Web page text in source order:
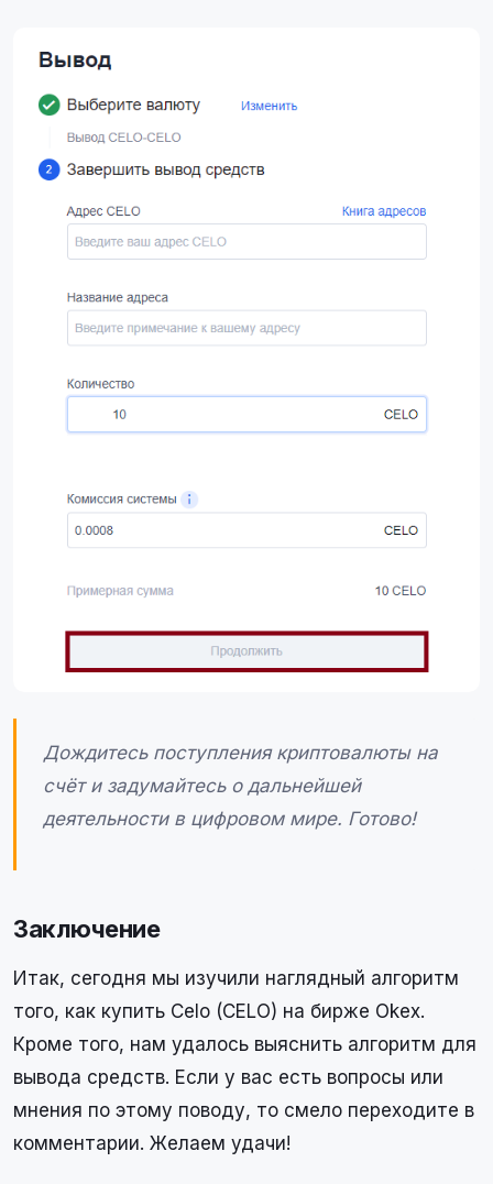
Дождитесь поступления криптовалюты на
счёт и задумайтесь о дальнейшей
деятельности в цифровом мире. Готово!
Заключение
Итак, сегодня мы изучили наглядный алгоритм
того, как купить Celo (CELO) на бирже Okex.
Кроме того, нам удалось выяснить алгоритм для
вывода средств. Если у вас есть вопросы или
мнения по этому поводу, то смело переходите в
комментарии. Желаем удачи!